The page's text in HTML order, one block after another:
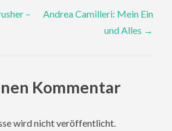
–
Andrea Camilleri: Mein Ein
und Alles →
Kommentar
wird nicht veröffentlicht.